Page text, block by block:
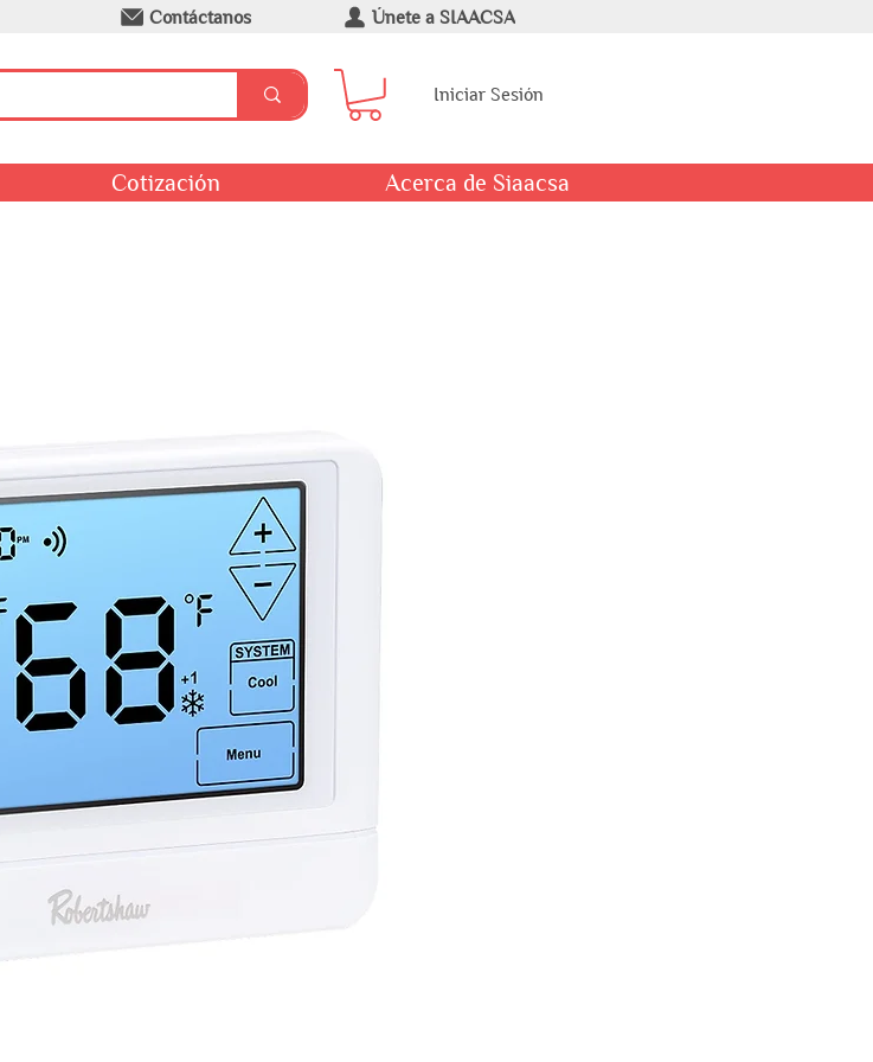
Contáctanos Únete a SIAACSA
Iniciar Sesión
Cotización Acerca de Siaacsa